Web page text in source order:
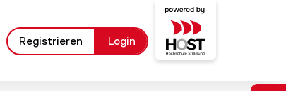
Registrieren Login